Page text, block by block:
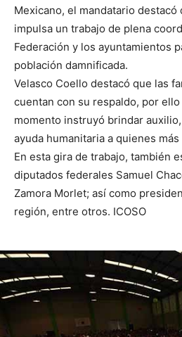
Mexicano, el mandatario destacó
impulsa un trabajo de plena
Federación y los ayuntamientos
población damnificada.
Velasco Coello destacó que las
cuentan con su respaldo, por
momento instruyó brindar
ayuda humanitaria a quienes
En esta gira de trabajo, también
diputados federales Samuel
Zamora Morlet; así como
región, entre otros. ICOSO